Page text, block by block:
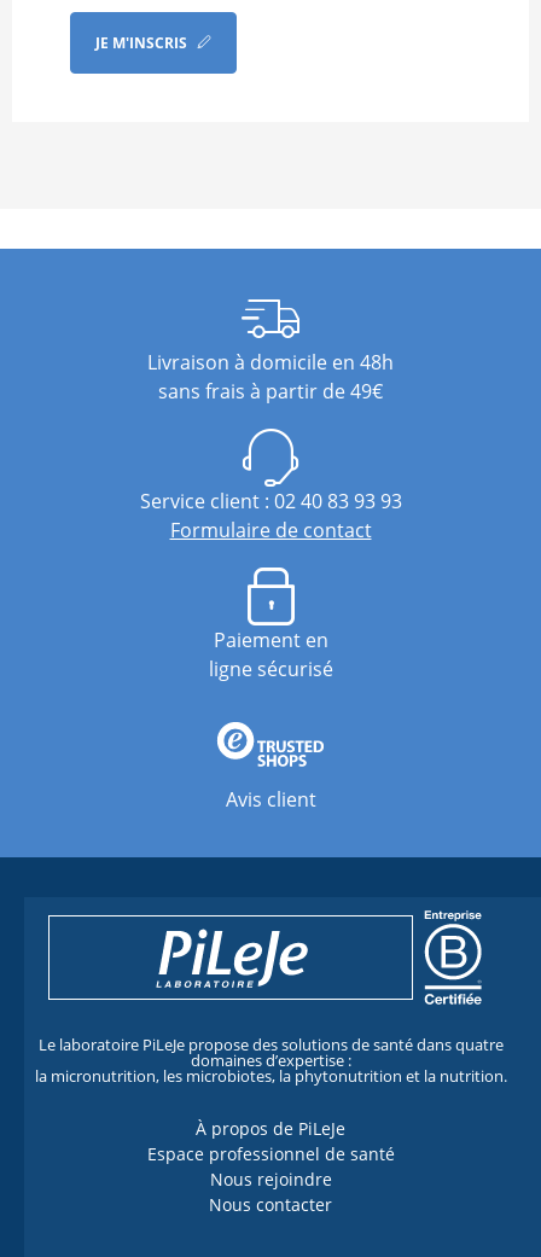
JE M'INSCRIS
Livraison à domicile en 48h
sans frais à partir de 49€
Service client : 02 40 83 93 93
Formulaire de contact
Paiement en
ligne sécurisé
Avis client
Le laboratoire PiLeJe propose des solutions de santé dans quatre
domaines d’expertise :
la micronutrition, les microbiotes, la phytonutrition et la nutrition.
À propos de PiLeJe
Espace professionnel de santé
Nous rejoindre
Nous contacter